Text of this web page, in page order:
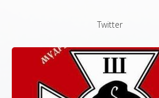
Twitter